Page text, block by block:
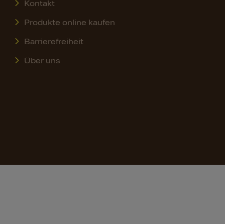
Kontakt
Produkte online kaufen
Barrierefreiheit
Über uns